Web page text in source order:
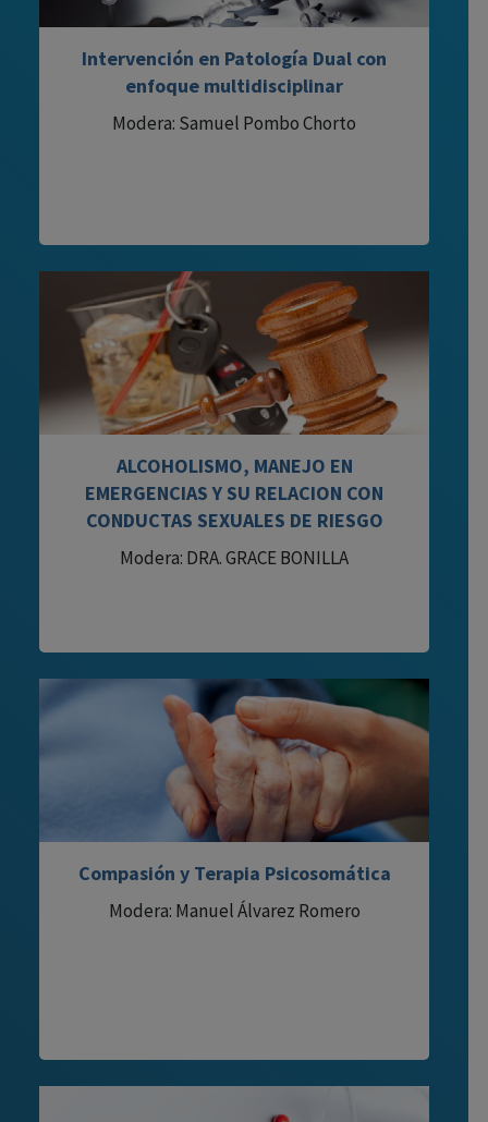
Intervención en Patología Dual con
enfoque multidisciplinar
Modera: Samuel Pombo Chorto
ALCOHOLISMO, MANEJO EN
EMERGENCIAS Y SU RELACION CON
CONDUCTAS SEXUALES DE RIESGO
Modera: DRA. GRACE BONILLA
Compasión y Terapia Psicosomática
Modera: Manuel Álvarez Romero